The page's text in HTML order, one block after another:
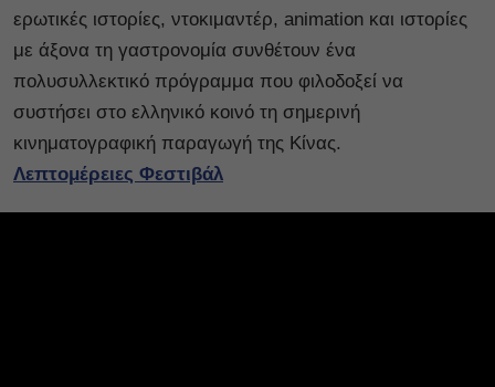
ερωτικές ιστορίες, ντοκιμαντέρ, animation και ιστορίες
με άξονα τη γαστρονομία συνθέτουν ένα
πολυσυλλεκτικό πρόγραμμα που φιλοδοξεί να
συστήσει στο ελληνικό κοινό τη σημερινή
κινηματογραφική παραγωγή της Κίνας.
Λεπτομέρειες Φεστιβάλ